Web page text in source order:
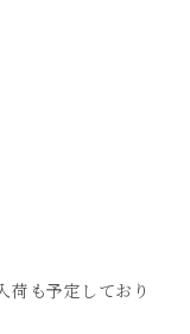
荷も予定しており